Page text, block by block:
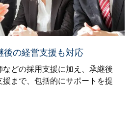
後の経営支援も対応
どの採用支援に加え、承継後
まで、包括的にサポートを提